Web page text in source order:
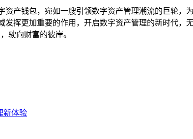
资产钱包，宛如一艘引领数字资产管理潮流的巨轮
发挥更加重要的作用，开启数字资产管理的新时代
驶向财富的彼岸。
新体验